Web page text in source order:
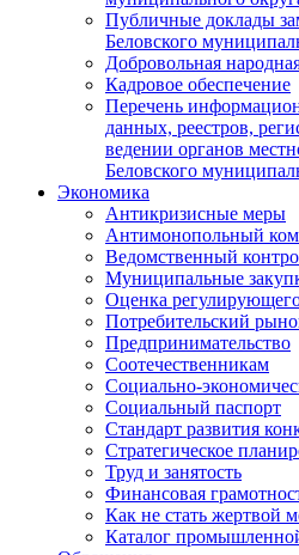
Публичные доклады
Беловского
Добровольная
Кадровое обеспечение
Перечень
данных, реестров,
ведении органов
Беловского
Экономика
Антикризисные меры
Антимонопольный
Ведомственный
Муниципальные
Оценка
Потребительский
Предпринимательство
Соотечественникам
Социально-
Социальный паспорт
Стандарт развития
Стратегическое
Труд и занятость
Финансовая
Как не стать жертвой
Каталог